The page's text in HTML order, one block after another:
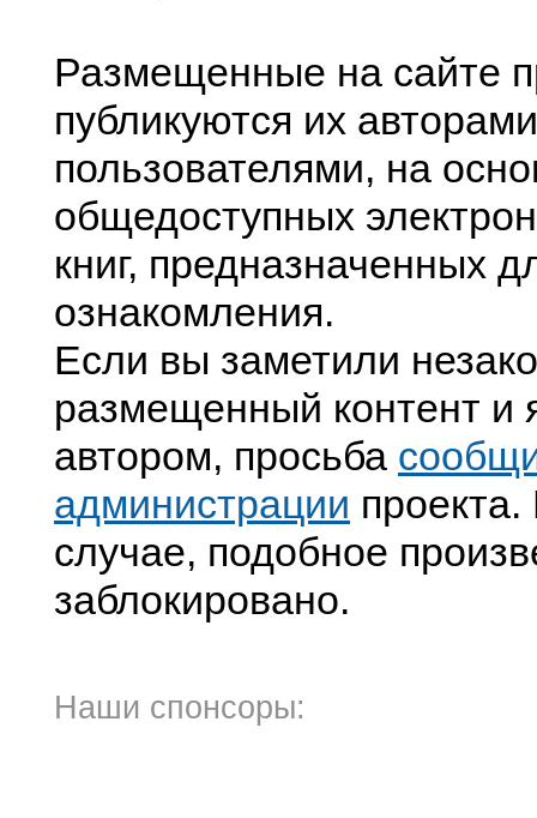
Размещенные на сайте
публикуются их
пользователями, на
общедоступных
книг, предназначенных
ознакомления.
Если вы заметили
размещенный контент и
автором, просьба
администрации
случае, подобное
заблокировано.
Наши спонсоры: